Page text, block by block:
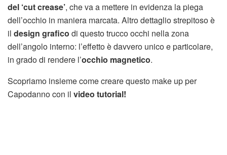
del ‘cut crease’, che va a mettere in evidenza la piega
dell’occhio in maniera marcata. Altro dettaglio strepitoso è
il design grafico di questo trucco occhi nella zona
dell’angolo interno: l’effetto è davvero unico e particolare,
in grado di rendere l’occhio magnetico.
Scopriamo insieme come creare questo make up per
Capodanno con il video tutorial!